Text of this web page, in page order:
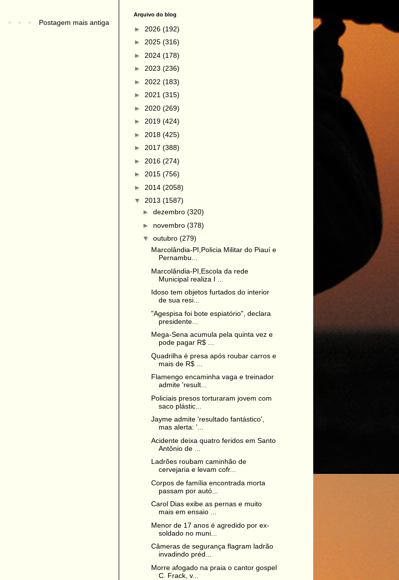
Postagem mais antiga
Arquivo do blog
► 2026 (192)
► 2025 (316)
► 2024 (178)
► 2023 (236)
► 2022 (183)
► 2021 (315)
► 2020 (269)
► 2019 (424)
► 2018 (425)
► 2017 (388)
► 2016 (274)
► 2015 (756)
► 2014 (2058)
▼ 2013 (1587)
► dezembro (320)
► novembro (378)
▼ outubro (279)
Marcolândia-PI,Policia Militar do Piauí e
Pernambu...
Marcolândia-PI,Escola da rede
Municipal realiza I ...
Idoso tem objetos furtados do interior
de sua resi...
"Agespisa foi bote espiatório", declara
presidente...
Mega-Sena acumula pela quinta vez e
pode pagar R$ ...
Quadrilha é presa após roubar carros e
mais de R$ ...
Flamengo encaminha vaga e treinador
admite 'result...
Policiais presos torturaram jovem com
saco plástic...
Jayme admite 'resultado fantástico',
mas alerta: '...
Acidente deixa quatro feridos em Santo
Antônio de ...
Ladrões roubam caminhão de
cervejaria e levam cofr...
Corpos de família encontrada morta
passam por autó...
Carol Dias exibe as pernas e muito
mais em ensaio ...
Menor de 17 anos é agredido por ex-
soldado no muni...
Câmeras de segurança flagram ladrão
invadindo préd...
Morre afogado na praia o cantor gospel
C. Frack, v...